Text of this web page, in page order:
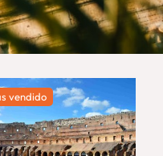
vendido